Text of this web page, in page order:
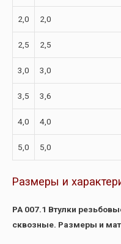
2,0 2,0
2,5 2,5
3,0 3,0
3,5 3,6
4,0 4,0
5,0 5,0
Размеры и
РА 007.1 Втулки
сквозные. Размеры и